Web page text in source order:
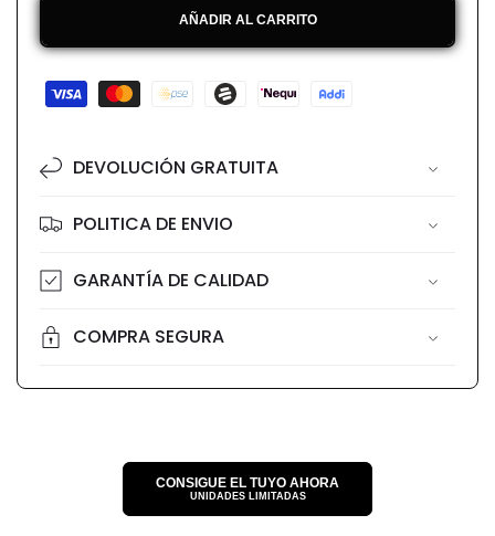
AÑADIR AL CARRITO
Formas
de
DEVOLUCIÓN GRATUITA
POLITICA DE ENVIO
GARANTÍA DE CALIDAD
COMPRA SEGURA
CONSIGUE EL TUYO AHORA
UNIDADES LIMITADAS